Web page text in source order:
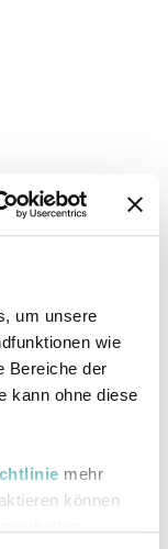
um unsere
wie
Bereiche der
kann ohne diese
mehr
können